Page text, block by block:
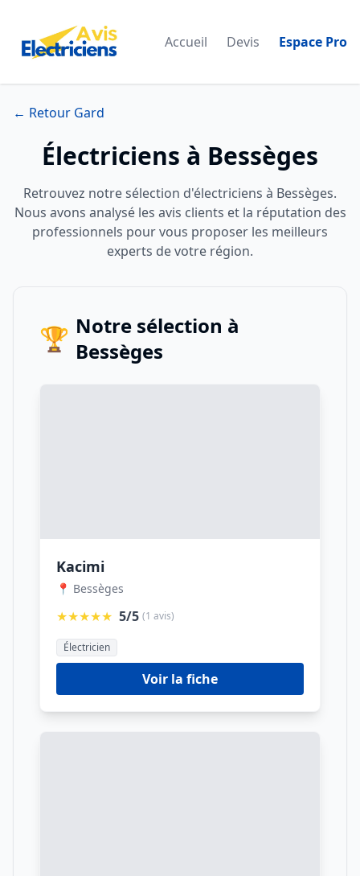
Accueil Devis Espace Pro
← Retour Gard
Électriciens à Bessèges
Retrouvez notre sélection d'électriciens à Bessèges.
Nous avons analysé les avis clients et la réputation des
professionnels pour vous proposer les meilleurs
experts de votre région.
🏆 Notre sélection à
Bessèges
Kacimi
📍 Bessèges
★★★★★ 5/5 (1 avis)
Électricien
Voir la fiche